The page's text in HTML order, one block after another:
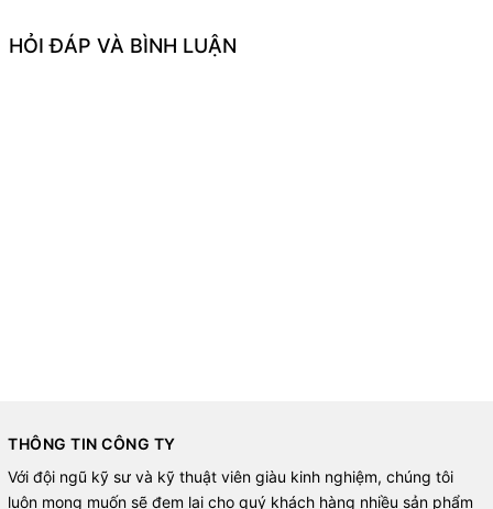
HỎI ĐÁP VÀ BÌNH LUẬN
THÔNG TIN CÔNG TY
Với đội ngũ kỹ sư và kỹ thuật viên giàu kinh nghiệm, chúng tôi
luôn mong muốn sẽ đem lại cho quý khách hàng nhiều sản phẩm